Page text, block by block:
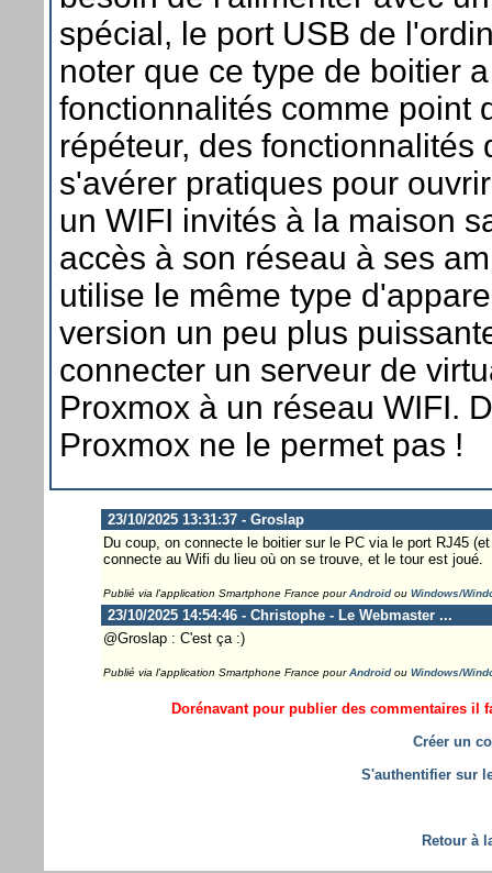
spécial, le port USB de
noter que ce type de boitier
fonctionnalités comme point
répéteur, des fonctionnalités
s'avérer pratiques pour
un WIFI invités à la maison
accès à son réseau à ses
utilise le même type
version un peu plus
connecter un serveur de
Proxmox à un réseau WIFI.
Proxmox ne le permet pas !
23/10/2025 13:31:37 - Groslap
Du coup, on connecte le boitier sur le PC via le port RJ45
connecte au Wifi du lieu où on se trouve, et le tour est joué.
Publié via l'application Smartphone France pourAndroidou Windows/
23/10/2025 14:54:46 - Christophe - Le Webmaster ...
@Groslap : C'est ça :)
Publié via l'application Smartphone France pourAndroidou Windows/
Dorénavant pour publier des commentaires il
Créer un
S'authentifier sur
Retour à